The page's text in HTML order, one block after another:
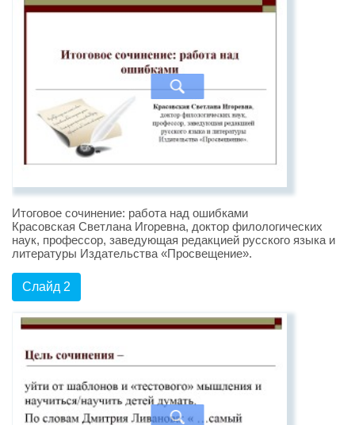
Итоговое сочинение: работа над ошибками
Красовская Светлана Игоревна, доктор филологических
наук, профессор, заведующая редакцией русского языка и
литературы Издательства «Просвещение».
Слайд 2